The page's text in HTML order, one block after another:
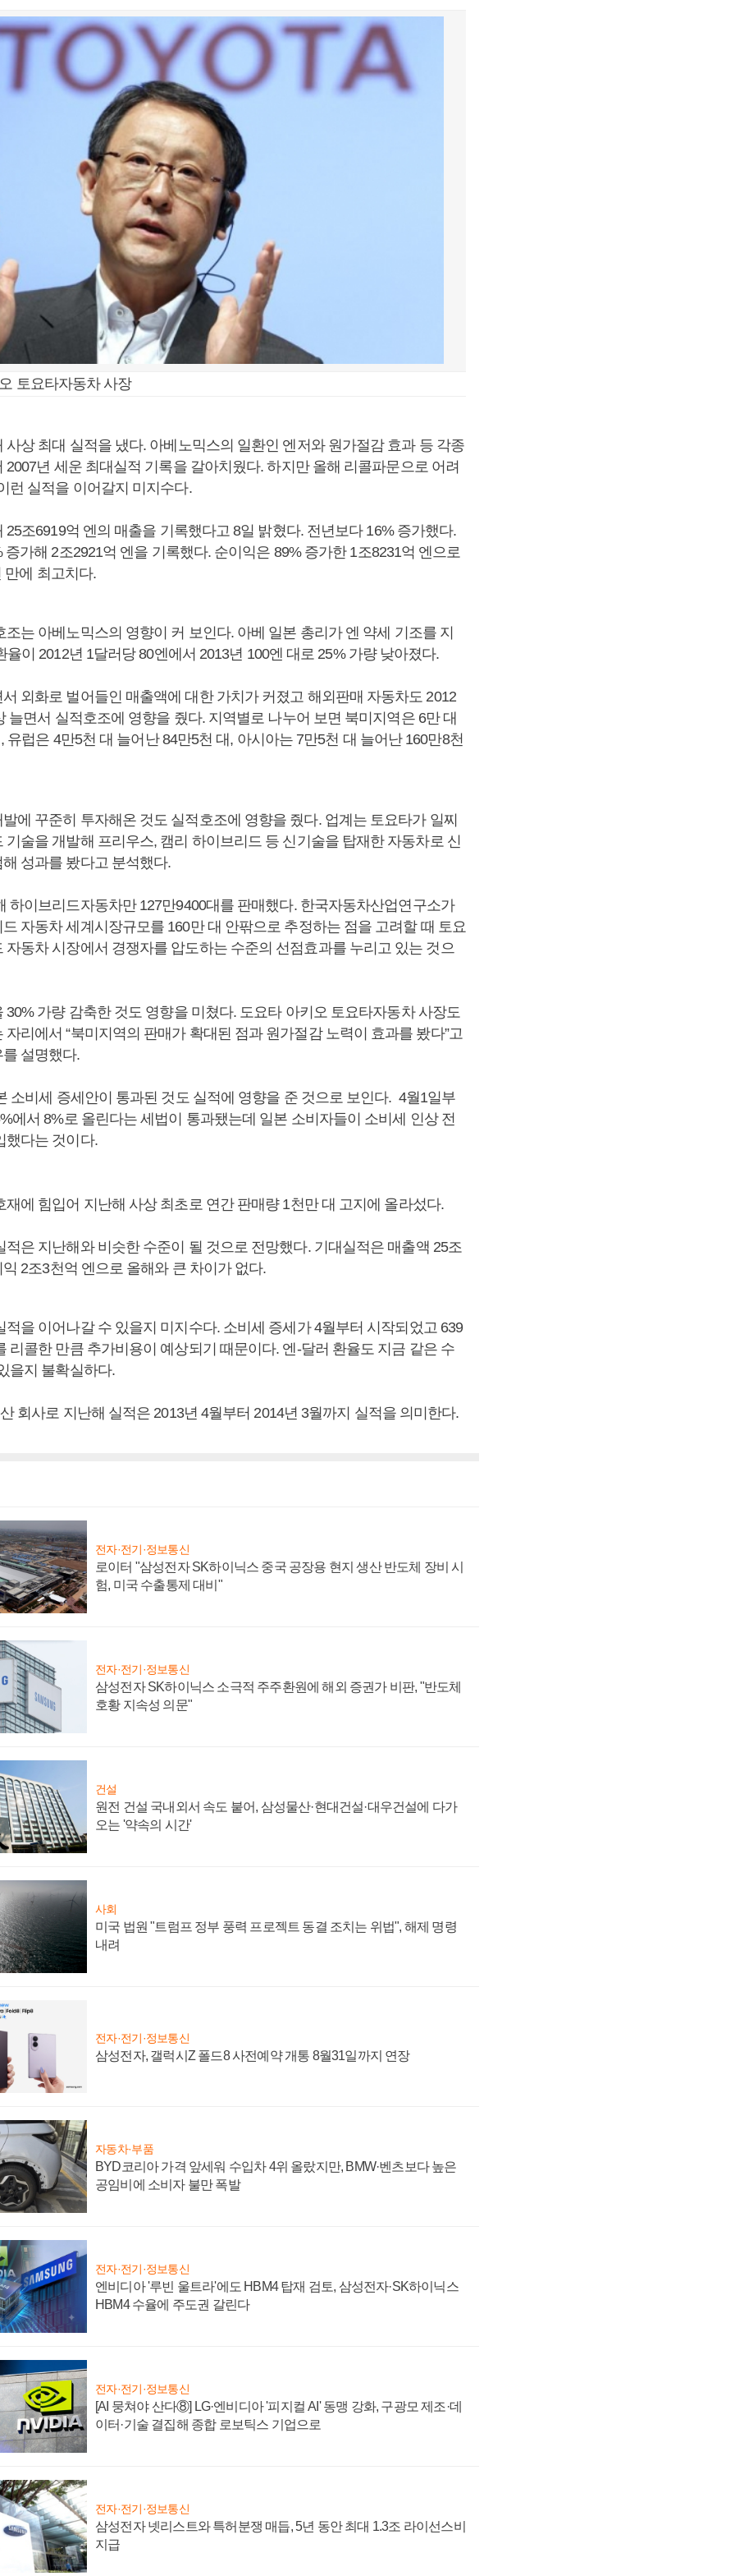
토요타자동차 사장
사상 최대 실적을 냈다. 아베노믹스의 일환인 엔저와 원가절감 효과 등 각종
2007년 세운 최대실적 기록을 갈아치웠다. 하지만 올해 리콜파문으로 어려
런 실적을 이어갈지 미지수다.
25조6919억 엔의 매출을 기록했다고 8일 밝혔다. 전년보다 16% 증가했다.
증가해 2조2921억 엔을 기록했다. 순이익은 89% 증가한 1조8231억 엔으로
만에 최고치다.
조는 아베노믹스의 영향이 커 보인다. 아베 일본 총리가 엔 약세 기조를 지
율이 2012년 1달러당 80엔에서 2013년 100엔 대로 25% 가량 낮아졌다.
외화로 벌어들인 매출액에 대한 가치가 커졌고 해외판매 자동차도 2012
늘면서 실적호조에 영향을 줬다. 지역별로 나누어 보면 북미지역은 6만 대
유럽은 4만5천 대 늘어난 84만5천 대, 아시아는 7만5천 대 늘어난 160만8천
에 꾸준히 투자해온 것도 실적호조에 영향을 줬다. 업계는 토요타가 일찌
기술을 개발해 프리우스, 캠리 하이브리드 등 신기술을 탑재한 자동차로 신
성과를 봤다고 분석했다.
하이브리드자동차만 127만9400대를 판매했다. 한국자동차산업연구소가
자동차 세계시장규모를 160만 대 안팎으로 추정하는 점을 고려할 때 토요
자동차 시장에서 경쟁자를 압도하는 수준의 선점효과를 누리고 있는 것으
30% 가량 감축한 것도 영향을 미쳤다. 도요타 아키오 토요타자동차 사장도
자리에서 “북미지역의 판매가 확대된 점과 원가절감 노력이 효과를 봤다”고
설명했다.
소비세 증세안이 통과된 것도 실적에 영향을 준 것으로 보인다. 4월1일부
에서 8%로 올린다는 세법이 통과됐는데 일본 소비자들이 소비세 인상 전
했다는 것이다.
재에 힘입어 지난해 사상 최초로 연간 판매량 1천만 대 고지에 올라섰다.
적은 지난해와 비슷한 수준이 될 것으로 전망했다. 기대실적은 매출액 25조
2조3천억 엔으로 올해와 큰 차이가 없다.
적을 이어나갈 수 있을지 미지수다. 소비세 증세가 4월부터 시작되었고 639
리콜한 만큼 추가비용이 예상되기 때문이다. 엔-달러 환율도 지금 같은 수
을지 불확실하다.
회사로 지난해 실적은 2013년 4월부터 2014년 3월까지 실적을 의미한다.
전자·전기·정보통신
로이터 "삼성전자 SK하이닉스 중국 공장용 현지 생산 반도체 장비 시
험, 미국 수출통제 대비"
전자·전기·정보통신
삼성전자 SK하이닉스 소극적 주주환원에 해외 증권가 비판, "반도체
호황 지속성 의문"
건설
원전 건설 국내외서 속도 붙어, 삼성물산·현대건설·대우건설에 다가
오는 '약속의 시간'
사회
미국 법원 "트럼프 정부 풍력 프로젝트 동결 조치는 위법", 해제 명령
내려
전자·전기·정보통신
삼성전자, 갤럭시Z 폴드8 사전예약 개통 8월31일까지 연장
자동차·부품
BYD코리아 가격 앞세워 수입차 4위 올랐지만, BMW·벤츠보다 높은
공임비에 소비자 불만 폭발
전자·전기·정보통신
엔비디아 '루빈 울트라'에도 HBM4 탑재 검토, 삼성전자·SK하이닉스
HBM4 수율에 주도권 갈린다
전자·전기·정보통신
[AI 뭉쳐야 산다⑧] LG·엔비디아 '피지컬 AI' 동맹 강화, 구광모 제조·데
이터·기술 결집해 종합 로보틱스 기업으로
전자·전기·정보통신
삼성전자 넷리스트와 특허분쟁 매듭, 5년 동안 최대 1.3조 라이선스비
지급